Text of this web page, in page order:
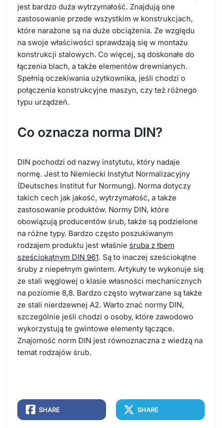
jest bardzo duża wytrzymałość. Znajdują one
zastosowanie przede wszystkim w konstrukcjach,
które narażone są na duże obciążenia. Ze względu
na swoje właściwości sprawdzają się w montażu
konstrukcji stalowych. Co więcej, są doskonałe do
łączenia blach, a także elementów drewnianych.
Spełnią oczekiwania użytkownika, jeśli chodzi o
połączenia konstrukcyjne maszyn, czy też różnego
typu urządzeń.
Co oznacza norma DIN?
DIN pochodzi od nazwy instytutu, który nadaje
normę. Jest to Niemiecki Instytut Normalizacyjny
(Deutsches Institut fur Normung). Norma dotyczy
takich cech jak jakość, wytrzymałość, a także
zastosowanie produktów. Normy DIN, które
obowiązują producentów śrub, także są podzielone
na różne typy. Bardzo często poszukiwanym
rodzajem produktu jest właśnie śruba z łbem
sześciokątnym DIN 961. Są to inaczej sześciokątne
śruby z niepełnym gwintem. Artykuły te wykonuje się
ze stali węglowej o klasie własności mechanicznych
na poziomie 8,8. Bardzo często wytwarzane są także
ze stali nierdzewnej A2. Warto znać normy DIN,
szczególnie jeśli chodzi o osoby, które zawodowo
wykorzystują te gwintowe elementy łączące.
Znajomość norm DIN jest równoznaczna z wiedzą na
temat rodzajów śrub.
SHARE SHARE